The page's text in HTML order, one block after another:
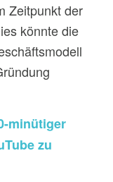
Zeitpunkt der
könnte die
minütiger
zu